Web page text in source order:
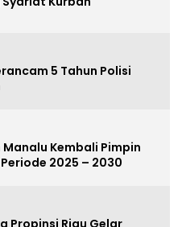
5 Tahun Polisi
Manalu Kembali Pimpin
2025 – 2030
Propinsi Riau Gelar